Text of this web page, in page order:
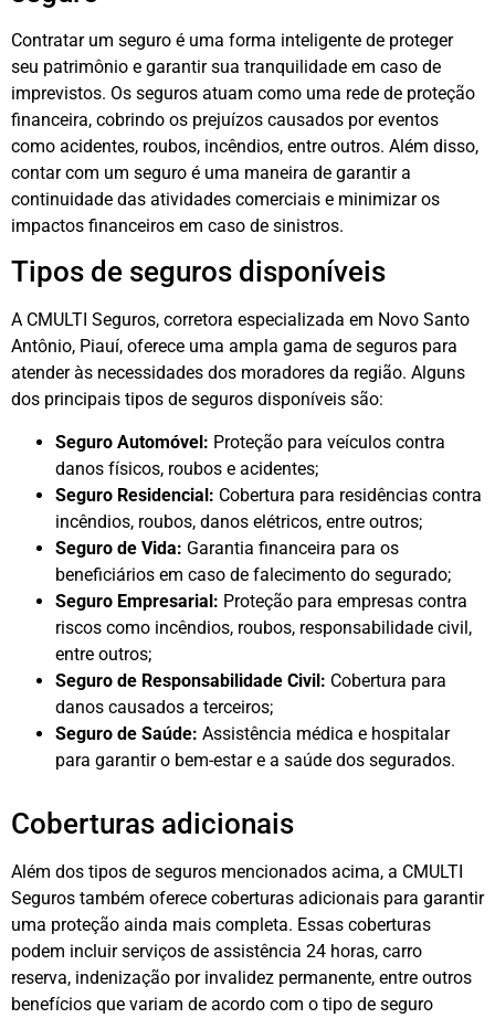
Contratar um seguro é uma forma inteligente de proteger
seu patrimônio e garantir sua tranquilidade em caso de
imprevistos. Os seguros atuam como uma rede de proteção
financeira, cobrindo os prejuízos causados por eventos
como acidentes, roubos, incêndios, entre outros. Além disso,
contar com um seguro é uma maneira de garantir a
continuidade das atividades comerciais e minimizar os
impactos financeiros em caso de sinistros.
Tipos de seguros disponíveis
A CMULTI Seguros, corretora especializada em Novo Santo
Antônio, Piauí, oferece uma ampla gama de seguros para
atender às necessidades dos moradores da região. Alguns
dos principais tipos de seguros disponíveis são:
Seguro Automóvel: Proteção para veículos contra
danos físicos, roubos e acidentes;
Seguro Residencial: Cobertura para residências contra
incêndios, roubos, danos elétricos, entre outros;
Seguro de Vida: Garantia financeira para os
beneficiários em caso de falecimento do segurado;
Seguro Empresarial: Proteção para empresas contra
riscos como incêndios, roubos, responsabilidade civil,
entre outros;
Seguro de Responsabilidade Civil: Cobertura para
danos causados a terceiros;
Seguro de Saúde: Assistência médica e hospitalar
para garantir o bem-estar e a saúde dos segurados.
Coberturas adicionais
Além dos tipos de seguros mencionados acima, a CMULTI
Seguros também oferece coberturas adicionais para garantir
uma proteção ainda mais completa. Essas coberturas
podem incluir serviços de assistência 24 horas, carro
reserva, indenização por invalidez permanente, entre outros
benefícios que variam de acordo com o tipo de seguro